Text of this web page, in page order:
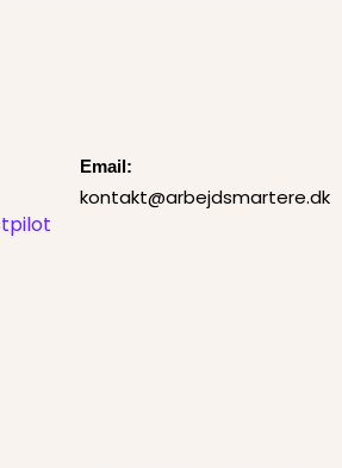
Email:
kontakt@arbejdsmartere.dk